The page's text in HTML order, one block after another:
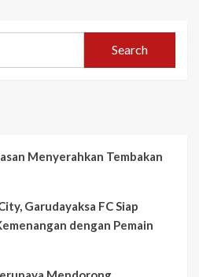
Search
Menyerahkan Tembakan
Garudayaksa FC Siap
dengan Pemain